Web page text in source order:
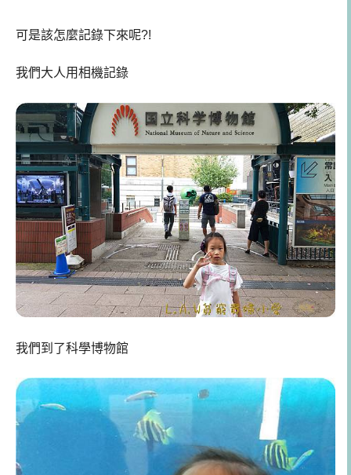
可是該怎麼記錄下來呢?!
我們大人用相機記錄
我們到了科學博物館